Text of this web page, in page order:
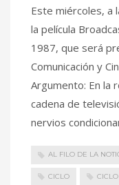
Este miércoles, a
la película
1987, que será
Comunicación y
Argumento: En la
cadena de
nervios
AL FILO DE LA
CICLO